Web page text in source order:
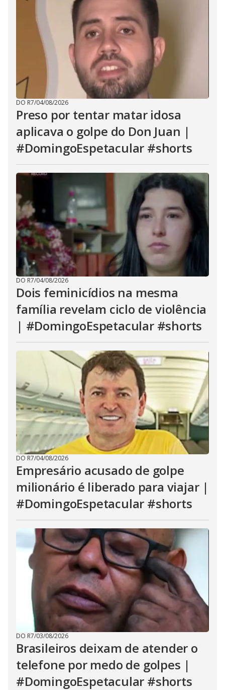
DO R7/04/08/2026
Preso por tentar matar idosa
aplicava o golpe do Don Juan |
#DomingoEspetacular #shorts
DO R7/04/08/2026
Dois feminicídios na mesma
família revelam ciclo de violência
| #DomingoEspetacular #shorts
DO R7/04/08/2026
Empresário acusado de golpe
milionário é liberado para viajar |
#DomingoEspetacular #shorts
DO R7/03/08/2026
Brasileiros deixam de atender o
telefone por medo de golpes |
#DomingoEspetacular #shorts